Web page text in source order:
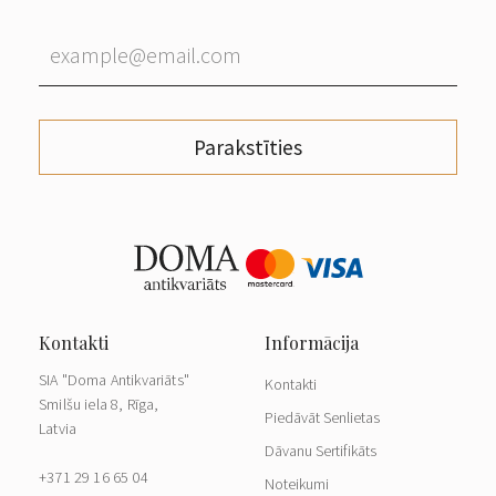
Parakstīties
SIA "Doma Antikvariāts"
Smilšu iela 8, Rīga,
Latvia
+371 29 16 65 04
Kontakti
Piedāvāt Senlietas
Dāvanu Sertifikāts
Noteikumi